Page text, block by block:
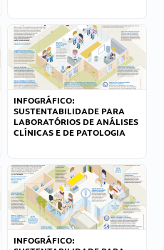
INFOGRÁFICO:
SUSTENTABILIDADE PARA
LABORATÓRIOS DE ANÁLISES
CLÍNICAS E DE PATOLOGIA
INFOGRÁFICO: